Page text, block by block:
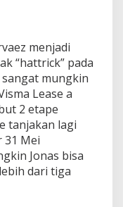
menjadi
“hattrick” pada
sangat mungkin
Lease a
2 etape
tanjakan lagi
31 Mei
Jonas bisa
dari tiga